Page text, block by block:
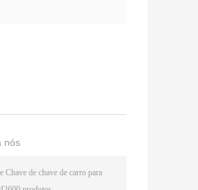
nós